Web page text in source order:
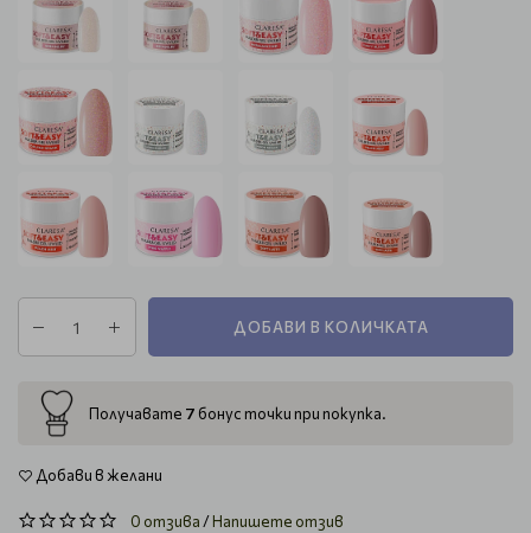
ДОБАВИ В КОЛИЧКАТА
Получавате 7 бонус точки при покупка.
Добави в желани
0 отзива/Напишете отзив